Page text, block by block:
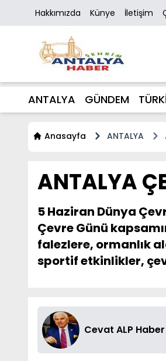
Hakkımızda Künye İletişim
ANTALYA GÜNDEM
Anasayfa ANTALYA
ANTALYA
5 Haziran Dünya
Çevre Günü
falezlere, ormanlık
sportif etkinlikler,
Cevat ALP